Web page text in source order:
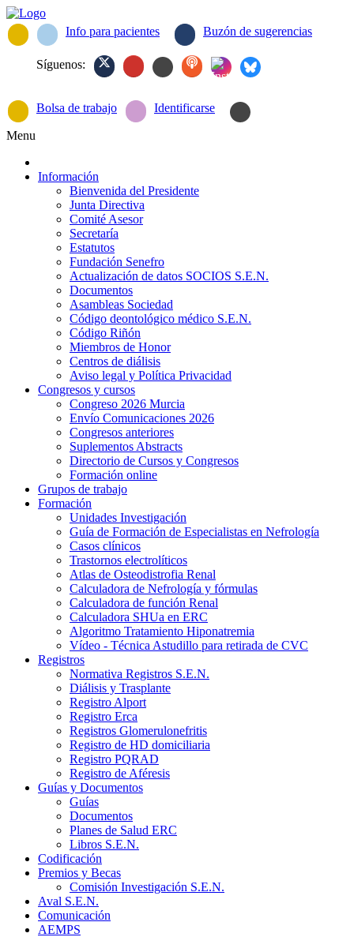
Info para pacientes Buzón de sugerencias
Síguenos:
Bolsa de trabajo Identificarse
Menu
Información
Bienvenida del Presidente
Junta Directiva
Comité Asesor
Secretaría
Estatutos
Fundación Senefro
Actualización de datos SOCIOS S.E.N.
Documentos
Asambleas Sociedad
Código deontológico médico S.E.N.
Código Riñón
Miembros de Honor
Centros de diálisis
Aviso legal y Política Privacidad
Congresos y cursos
Congreso 2026 Murcia
Envío Comunicaciones 2026
Congresos anteriores
Suplementos Abstracts
Directorio de Cursos y Congresos
Formación online
Grupos de trabajo
Formación
Unidades Investigación
Guía de Formación de Especialistas en Nefrología
Casos clínicos
Trastornos electrolíticos
Atlas de Osteodistrofia Renal
Calculadora de Nefrología y fórmulas
Calculadora de función Renal
Calculadora SHUa en ERC
Algoritmo Tratamiento Hiponatremia
Vídeo - Técnica Astudillo para retirada de CVC
Registros
Normativa Registros S.E.N.
Diálisis y Trasplante
Registro Alport
Registro Erca
Registros Glomerulonefritis
Registro de HD domiciliaria
Registro PQRAD
Registro de Aféresis
Guías y Documentos
Guías
Documentos
Planes de Salud ERC
Libros S.E.N.
Codificación
Premios y Becas
Comisión Investigación S.E.N.
Aval S.E.N.
Comunicación
AEMPS